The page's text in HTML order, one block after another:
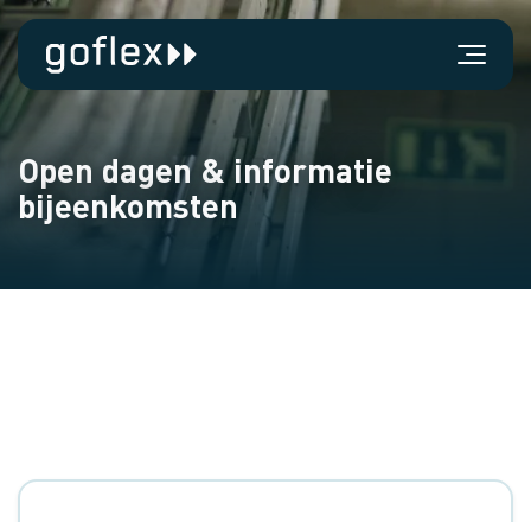
Open dagen & informatie
bijeenkomsten